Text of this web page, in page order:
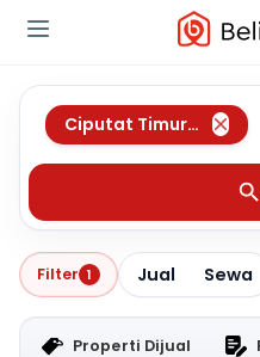
Ciputat Timur
,
Filter 1 Jual Sewa
Properti Dijual